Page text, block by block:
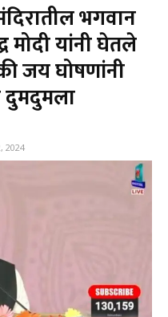
भगवान
मोदी यांनी घेतले
जय घोषणांनी
दुमदुमला
2024